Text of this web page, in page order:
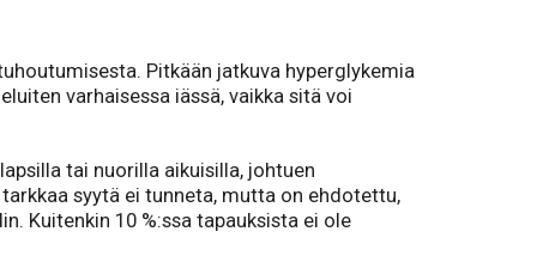
Pitkään jatkuva hyperglykemia
varhaisessa iässä, vaikka sitä voi
tai nuorilla aikuisilla, johtuen
syytä ei tunneta, mutta on ehdotettu,
Kuitenkin 10 %:ssa tapauksista ei ole